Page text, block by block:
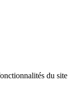
du site